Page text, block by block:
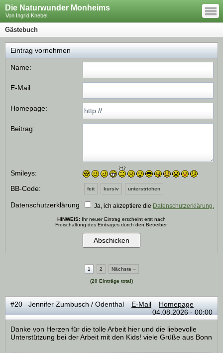
Die Naturwunder Monheims
Von Ingrid Knebel
—
—
—
Gästebuch
Eintrag vornehmen
Name:
E-Mail:
Homepage:
Beitrag:
Smileys:
BB-Code:
fett kursiv unterstrichen
Datenschutzerklärung Ja, ich akzeptiere die Datenschutzerklärung.
HINWEIS: Ihr neuer Eintrag erscheint erst nach
Freischaltung des Eintrages durch den Betreiber.
1 2 Nächste »
(20 Einträge total)
#20 Jennifer Zumbusch / Odenthal E-Mail
Homepage
04.08.2026 - 00:00
Danke von Herzen für die tolle Arbeit hier und die liebevolle
Unterstützung bei der Arbeit mit den Kids! viele Grüße aus Bonn